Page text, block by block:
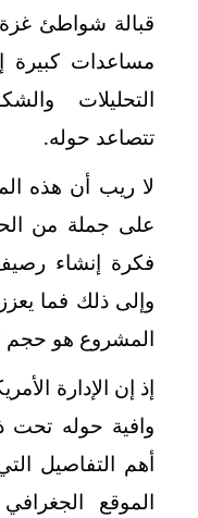
قبالة شواطئ
مساعدات كبيرة
التحليلات
تتصاعد حوله.
لا ريب أن هذه
على جملة من
فكرة إنشاء
وإلى ذلك فما
المشروع هو حجم
إذ إن الإدارة
وافية حوله تحت
أهم التفاصيل
الموقع